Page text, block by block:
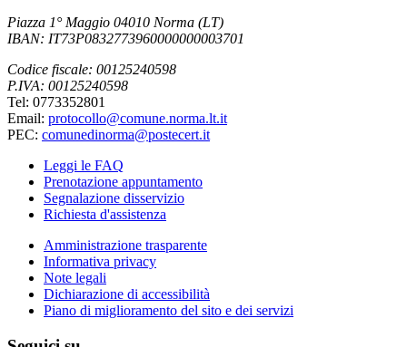
Piazza 1° Maggio 04010 Norma (LT)
IBAN: IT73P0832773960000000003701
Codice fiscale: 00125240598
P.IVA: 00125240598
Tel: 0773352801
Email: protocollo@comune.norma.lt.it
PEC: comunedinorma@postecert.it
Leggi le FAQ
Prenotazione appuntamento
Segnalazione disservizio
Richiesta d'assistenza
Amministrazione trasparente
Informativa privacy
Note legali
Dichiarazione di accessibilità
Piano di miglioramento del sito e dei servizi